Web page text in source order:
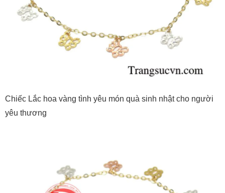
Chiếc Lắc hoa vàng tình yêu món quà sinh nhật cho người
yêu thương